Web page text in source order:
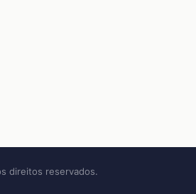
direitos reservados.